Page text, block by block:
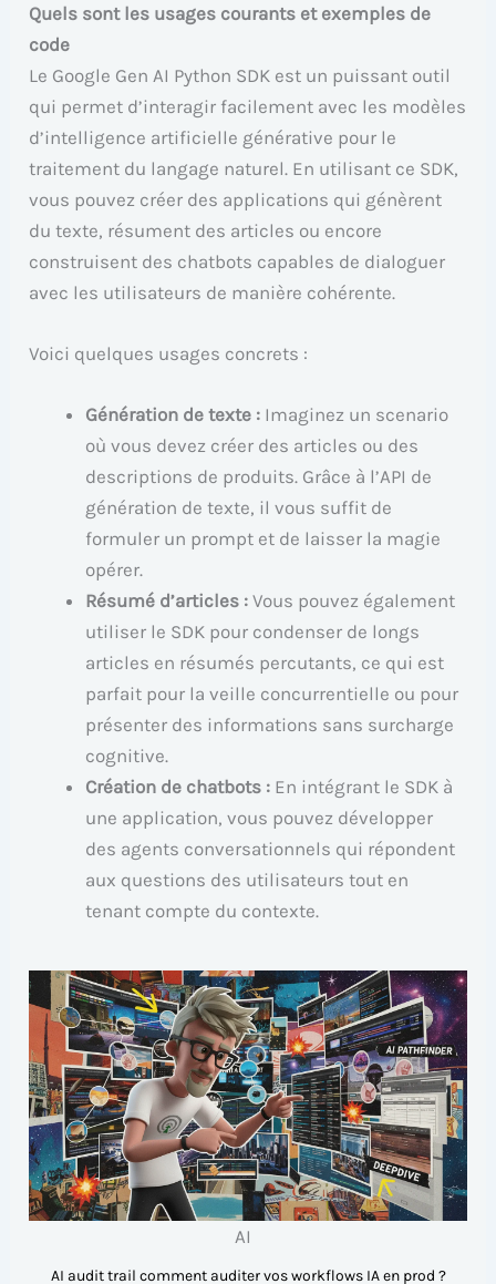
Quels sont les usages courants et exemples de
code
Le Google Gen AI Python SDK est un puissant outil
qui permet d’interagir facilement avec les modèles
d’intelligence artificielle générative pour le
traitement du langage naturel. En utilisant ce SDK,
vous pouvez créer des applications qui génèrent
du texte, résument des articles ou encore
construisent des chatbots capables de dialoguer
avec les utilisateurs de manière cohérente.
Voici quelques usages concrets :
Génération de texte : Imaginez un scenario
où vous devez créer des articles ou des
descriptions de produits. Grâce à l’API de
génération de texte, il vous suffit de
formuler un prompt et de laisser la magie
opérer.
Résumé d’articles : Vous pouvez également
utiliser le SDK pour condenser de longs
articles en résumés percutants, ce qui est
parfait pour la veille concurrentielle ou pour
présenter des informations sans surcharge
cognitive.
Création de chatbots : En intégrant le SDK à
une application, vous pouvez développer
des agents conversationnels qui répondent
aux questions des utilisateurs tout en
tenant compte du contexte.
AI
AI audit trail comment auditer vos workflows IA en prod ?